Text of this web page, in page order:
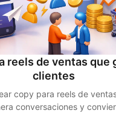
reels de ventas que
clientes
copy para reels de
conversaciones y